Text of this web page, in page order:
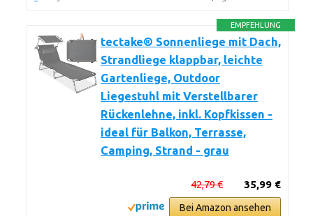
EMPFEHLUNG
tectake® Sonnenliege mit Dach,
Strandliege klappbar, leichte
Gartenliege, Outdoor
Liegestuhl mit Verstellbarer
Rückenlehne, inkl. Kopfkissen -
ideal für Balkon, Terrasse,
Camping, Strand - grau
35,99 €
42,79 €
Bei Amazon ansehen